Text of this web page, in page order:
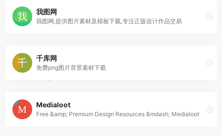
我图网
我图网,提供图片素材及模板下载,专注正版设计作品交易
千库网
免费png图片背景素材下载
Medialoot
Free &amp; Premium Design Resources &mdash; Medialoot